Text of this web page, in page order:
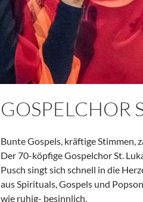
GOSPELCHOR
Bunte Gospels, kräftige Stimmen,
Der 70-köpfige Gospelchor St.
Pusch singt sich schnell in die
aus Spirituals, Gospels und
wie ruhig- besinnlich.